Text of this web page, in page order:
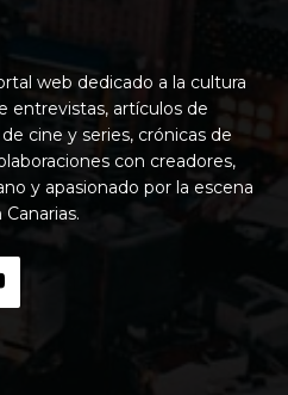
web dedicado a la cultura
entrevistas, artículos de
cine y series, crónicas de
con creadores,
y apasionado por la escena